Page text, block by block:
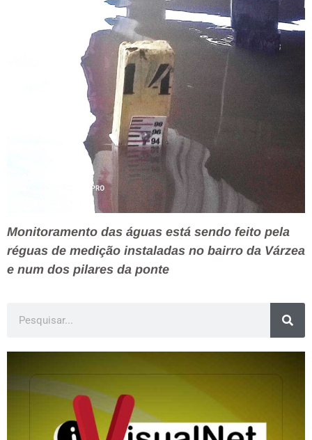
Monitoramento das águas está sendo feito pela
réguas de medição instaladas no bairro da Várzea
e num dos pilares da ponte